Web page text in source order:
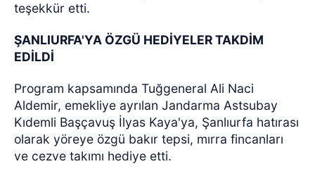
teşekkür etti.
ŞANLIURFA'YA ÖZGÜ HEDİYELER TAKDİM
EDİLDİ
Program kapsamında Tuğgeneral Ali Naci
Aldemir, emekliye ayrılan Jandarma Astsubay
Kıdemli Başçavuş İlyas Kaya'ya, Şanlıurfa hatırası
olarak yöreye özgü bakır tepsi, mırra fincanları
ve cezve takımı hediye etti.